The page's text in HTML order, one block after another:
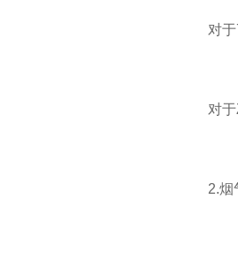
对于
对于
2.烟气